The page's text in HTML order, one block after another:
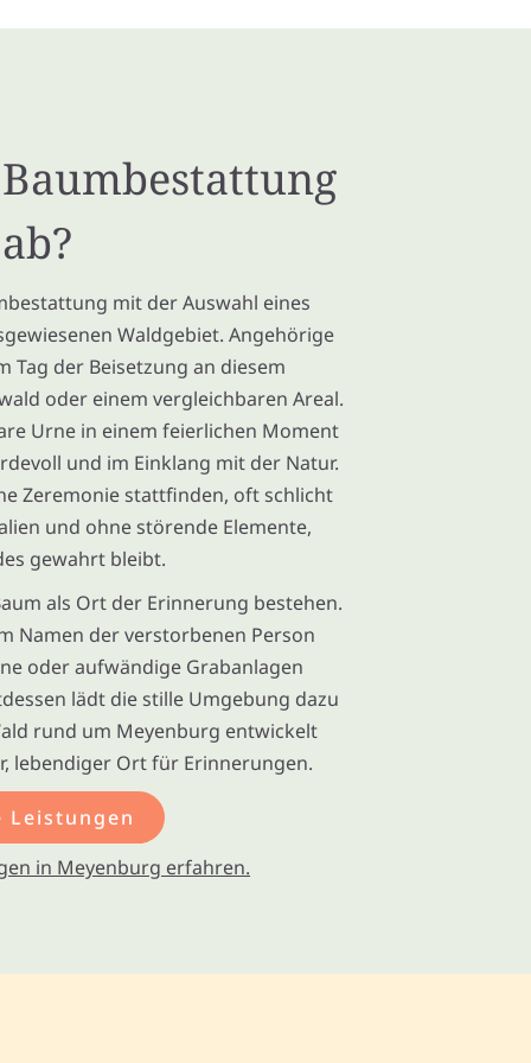
mit der Auswahl eines
Waldgebiet. Angehörige
Tag der Beisetzung an diesem
oder einem vergleichbaren Areal.
Urne in einem feierlichen Moment
und im Einklang mit der Natur.
Zeremonie stattfinden, oft schlicht
und ohne störende Elemente,
gewahrt bleibt.
als Ort der Erinnerung bestehen.
Namen der verstorbenen Person
oder aufwändige Grabanlagen
lädt die stille Umgebung dazu
rund um Meyenburg entwickelt
lebendiger Ort für Erinnerungen.
Leistungen
in Meyenburg erfahren.